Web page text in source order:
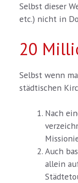
Selbst dieser
etc.) nicht in
20
Selbst wenn
städtischen
Nach
Auch
allein